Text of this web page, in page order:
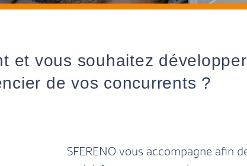
et vous souhaitez
de vos concurrents ?
SFERENO vous accompagne afin